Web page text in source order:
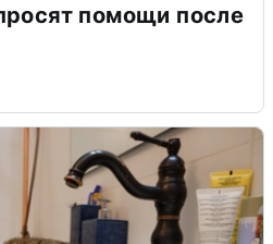
помощи после